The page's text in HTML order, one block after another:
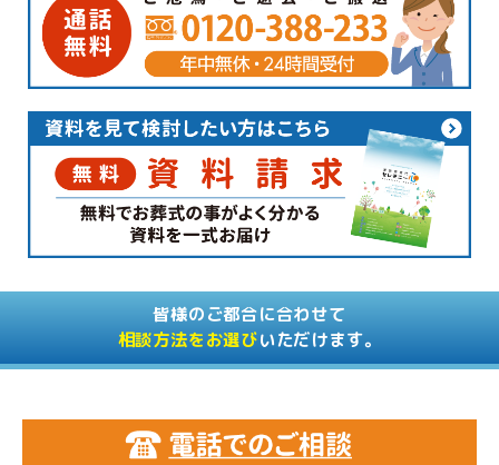
皆様のご都合に合わせて
相談方法をお選びいただけます。